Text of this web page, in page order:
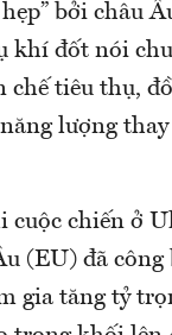
bởi châu
khí đốt nói
chế tiêu thụ,
lượng
cuộc chiến ở
(EU) đã công
gia tăng tỷ